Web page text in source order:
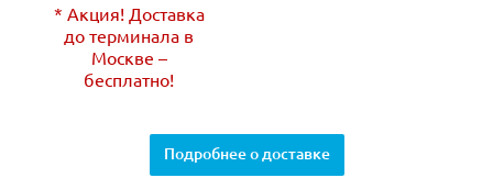
* Акция! Доставка
до терминала в
Москве –
бесплатно!
Подробнее о доставке